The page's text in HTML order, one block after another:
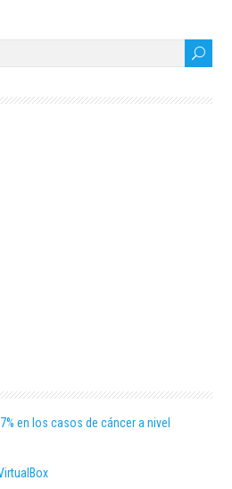
en los casos de cáncer a nivel